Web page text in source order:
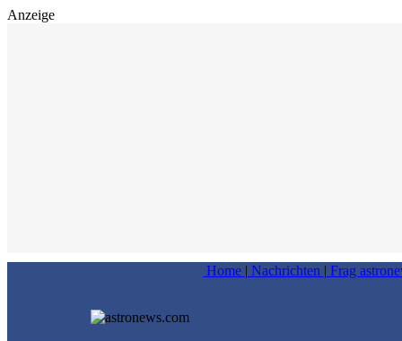
Anzeige
Home | Nachrichten | Frag